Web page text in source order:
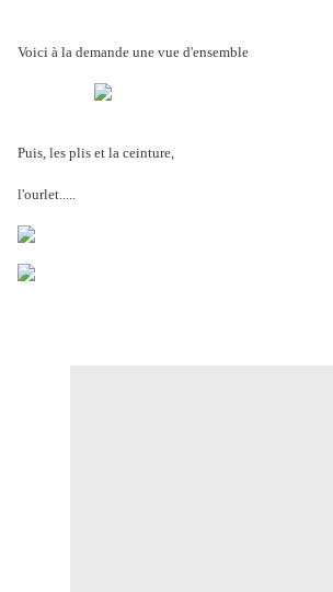
Voici à la demande une vue d'ensemble
Puis, les plis et la ceinture,
l'ourlet.....